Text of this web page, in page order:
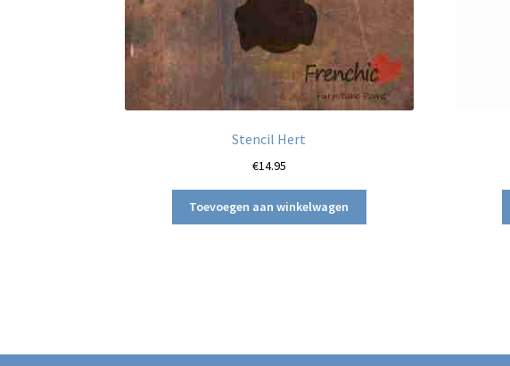
Stencil Hert
€14.95
Toevoegen aan winkelwagen